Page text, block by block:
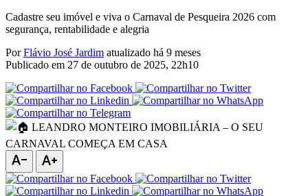
Cadastre seu imóvel e viva o Carnaval de Pesqueira 2026 com
segurança, rentabilidade e alegria
PorFlávio José Jardim atualizado há 9 meses
Publicado em 27 de outubro de 2025, 22h10
text_decrease text_increase